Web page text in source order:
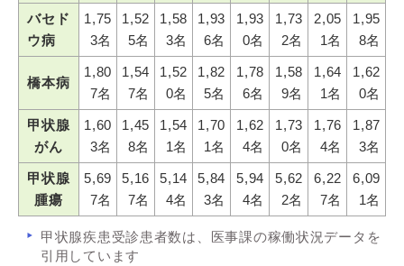
バセド
ウ病
1,75
3名
1,52
5名
1,58
3名
1,93
6名
1,93
0名
1,73
2名
2,05
1名
1,95
8名
橋本病
1,80
7名
1,54
7名
1,52
0名
1,82
5名
1,78
6名
1,58
9名
1,64
1名
1,62
0名
甲状腺
がん
1,60
3名
1,45
8名
1,54
1名
1,70
1名
1,62
4名
1,73
0名
1,76
4名
1,87
3名
甲状腺
腫瘍
5,69
7名
5,16
7名
5,14
4名
5,84
3名
5,94
4名
5,62
2名
6,22
7名
6,09
1名
甲状腺疾患受診患者数は、医事課の稼働状況データを
引用しています